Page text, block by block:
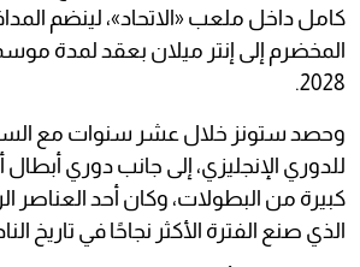
كامل داخل ملعب «الاتحاد»، لينضم
المخضرم إلى إنتر ميلان بعقد لمدة
2028.
وحصد ستونز خلال عشر سنوات مع
للدوري الإنجليزي، إلى جانب دوري
كبيرة من البطولات، وكان أحد العناصر
الذي صنع الفترة الأكثر نجاحًا في تاريخ